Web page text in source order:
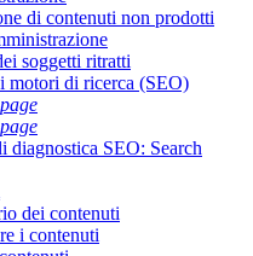
di contenuti non prodotti
soggetti ritratti
motori di ricerca (SEO)
diagnostica SEO: Search
dei contenuti
i contenuti